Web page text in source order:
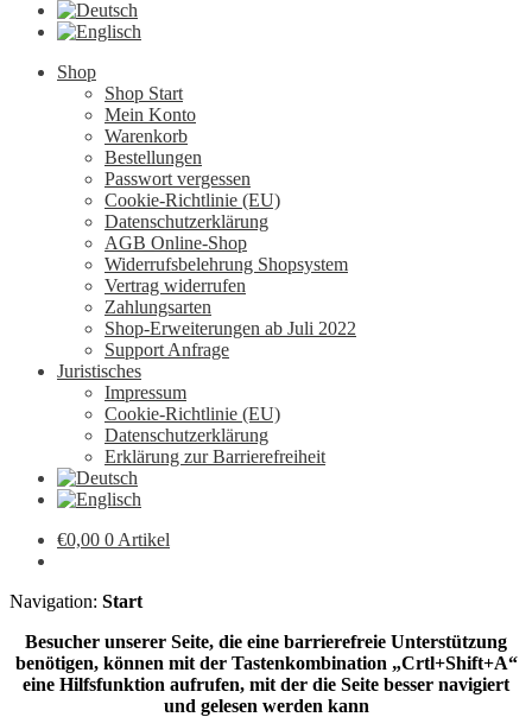
Shop
Shop Start
Mein Konto
Warenkorb
Bestellungen
Passwort vergessen
Cookie-Richtlinie (EU)
Datenschutzerklärung
AGB Online-Shop
Widerrufsbelehrung Shopsystem
Vertrag widerrufen
Zahlungsarten
Shop-Erweiterungen ab Juli 2022
Support Anfrage
Juristisches
Impressum
Cookie-Richtlinie (EU)
Datenschutzerklärung
Erklärung zur Barrierefreiheit
€0,00 0 Artikel
Navigation: Start
Besucher unserer Seite, die eine barrierefreie Unterstützung
benötigen, können mit der Tastenkombination „Crtl+Shift+A“
eine Hilfsfunktion aufrufen, mit der die Seite besser navigiert
und gelesen werden kann